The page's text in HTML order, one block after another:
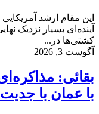
این مقام ارشد
آینده‌ای بسیار نزدیک
کشتی‌ها در...
آگوست 3, 2026
بقائی:
با عمان با جدیت